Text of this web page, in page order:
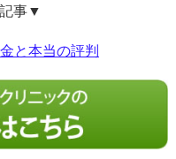
事▼
と本当の評判